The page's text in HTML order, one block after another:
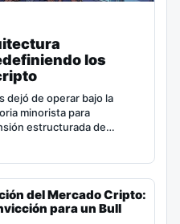
los
dejó de operar bajo la
minorista para
estructurada de…
del Mercado Cripto:
para un Bull